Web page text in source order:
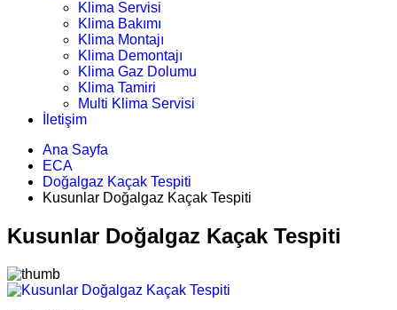
Klima Servisi
Klima Bakımı
Klima Montajı
Klima Demontajı
Klima Gaz Dolumu
Klima Tamiri
Multi Klima Servisi
İletişim
Ana Sayfa
ECA
Doğalgaz Kaçak Tespiti
Kusunlar Doğalgaz Kaçak Tespiti
Kusunlar Doğalgaz Kaçak Tespiti